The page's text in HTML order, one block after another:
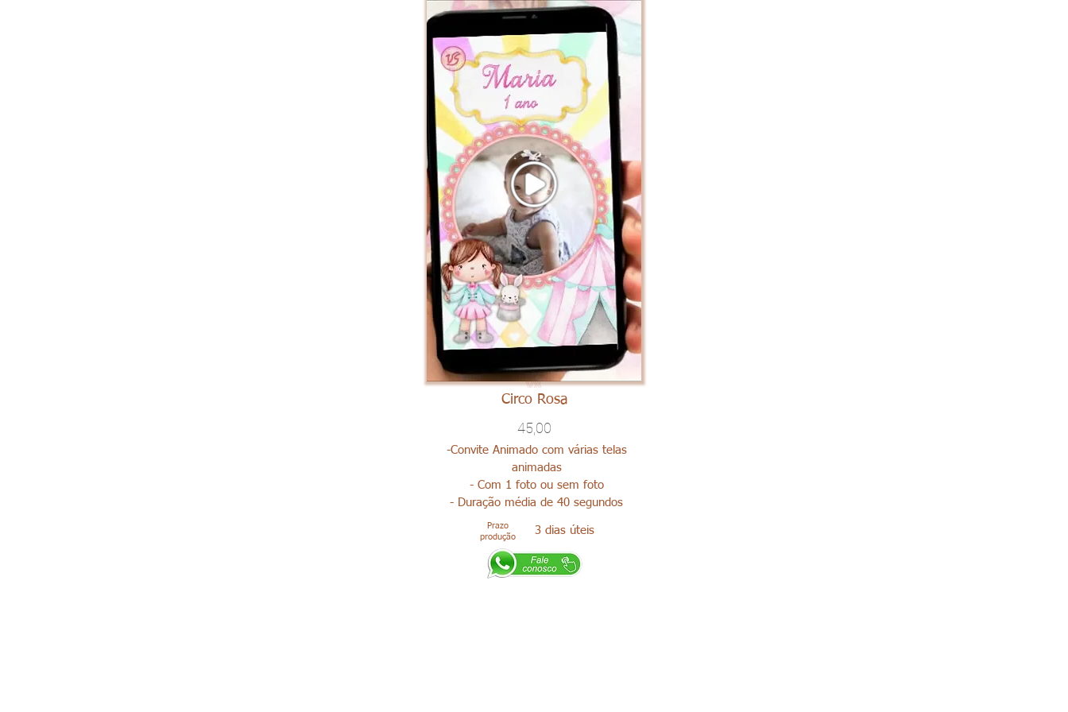
Circo Rosa
45,00
-Convite Animado com várias telas
animadas
- Com 1 foto ou sem foto
- Duração média de 40 segundos
Prazo
produção
3 dias úteis